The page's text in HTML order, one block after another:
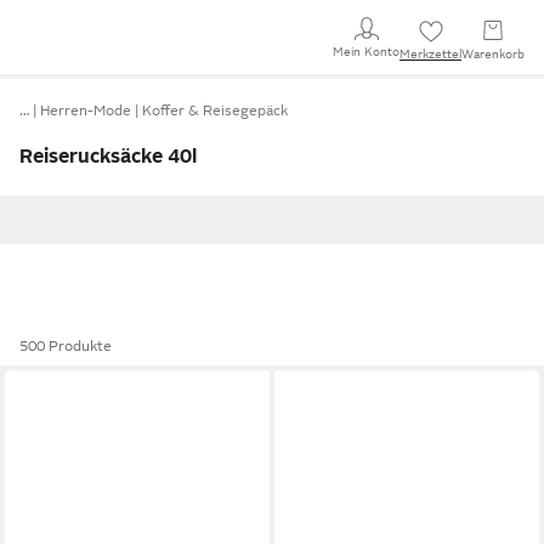
Mein KontoMerkzettel Warenkorb
… Herren-Mode Koffer & Reisegepäck
Reiserucksäcke 40l
500 Produkte